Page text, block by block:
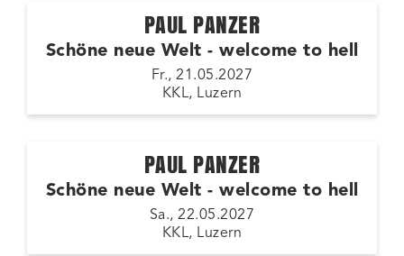
PAUL PANZER
Schöne neue Welt - welcome to hell
Fr., 21.05.2027
KKL, Luzern
PAUL PANZER
Schöne neue Welt - welcome to hell
Sa., 22.05.2027
KKL, Luzern